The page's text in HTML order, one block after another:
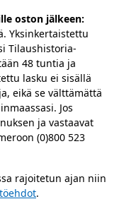
oston jälkeen:
Yksinkertaistettu
Tilaushistoria-
48 tuntia ja
lasku ei sisällä
eikä se välttämättä
Jos
ja vastaavat
(0)800 523
rajoitetun ajan niin
.